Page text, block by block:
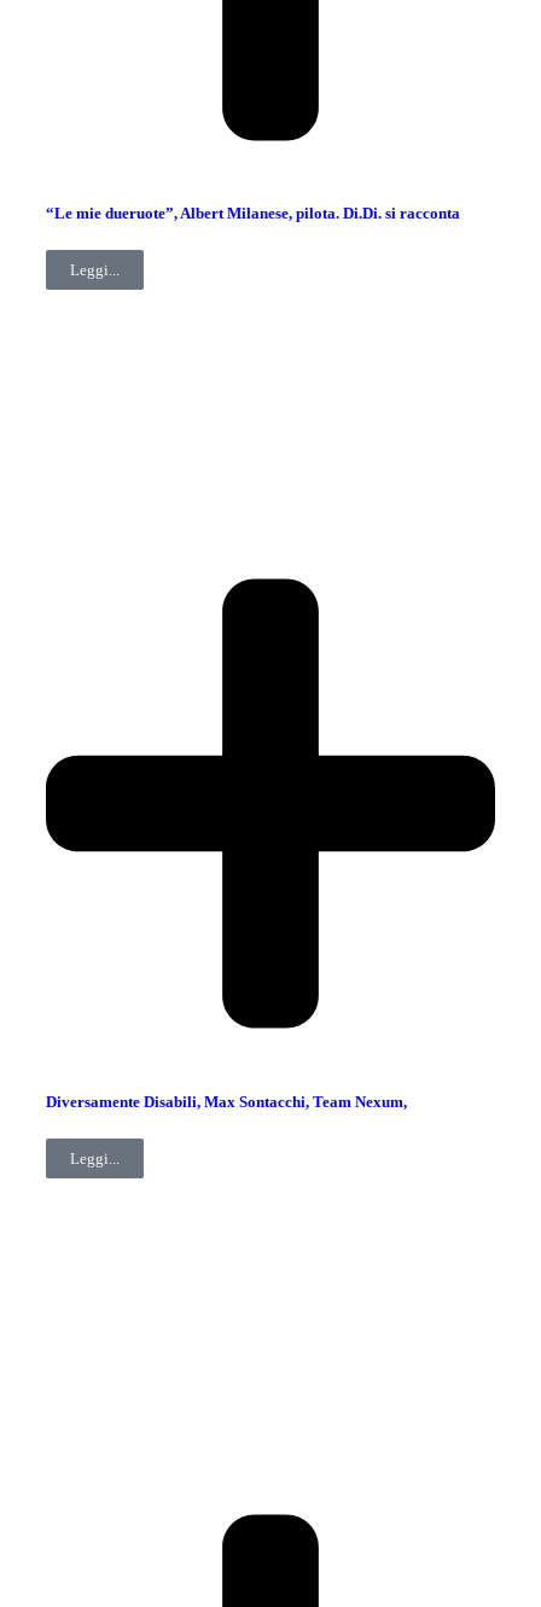
“Le mie dueruote”, Albert Milanese, pilota. Di.Di. si racconta
Leggi...
Diversamente Disabili, Max Sontacchi, Team Nexum,
Leggi...